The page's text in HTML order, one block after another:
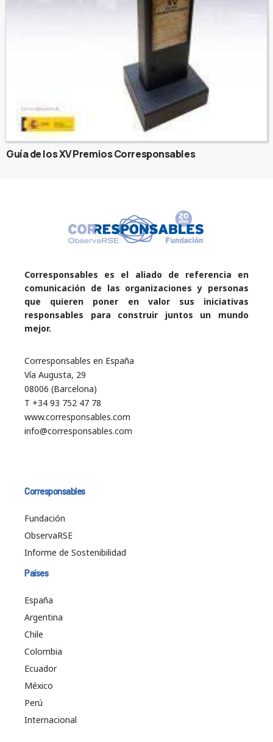
Guía de los XV Premios Corresponsables
Corresponsables es el aliado de referencia en
comunicación de las organizaciones y personas
que quieren poner en valor sus iniciativas
responsables para construir juntos un mundo
mejor.
Corresponsables en España
Vía Augusta, 29
08006 (Barcelona)
T +34 93 752 47 78
www.corresponsables.com
info@corresponsables.com
Corresponsables
Fundación
ObservaRSE
Informe de Sostenibilidad
Países
España
Argentina
Chile
Colombia
Ecuador
México
Perú
Internacional